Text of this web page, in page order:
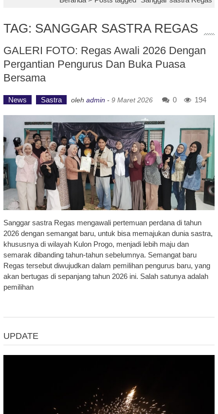
TAG: SANGGAR SASTRA REGAS
GALERI FOTO: Regas Awali 2026 Dengan
Pergantian Pengurus Dan Buka Puasa
Bersama
News Sastra oleh admin - 9 Maret 2026 0 194
Sanggar sastra Regas mengawali pertemuan perdana di tahun
2026 dengan semangat baru, untuk bisa memajukan dunia sastra,
khususnya di wilayah Kulon Progo, menjadi lebih maju dan
semarak dibanding tahun-tahun sebelumnya. Semangat baru
Regas tersebut diwujudkan dalam pemilihan pengurus baru, yang
akan bertugas di sepanjang tahun 2026 ini. Salah satunya adalah
pemilihan
UPDATE